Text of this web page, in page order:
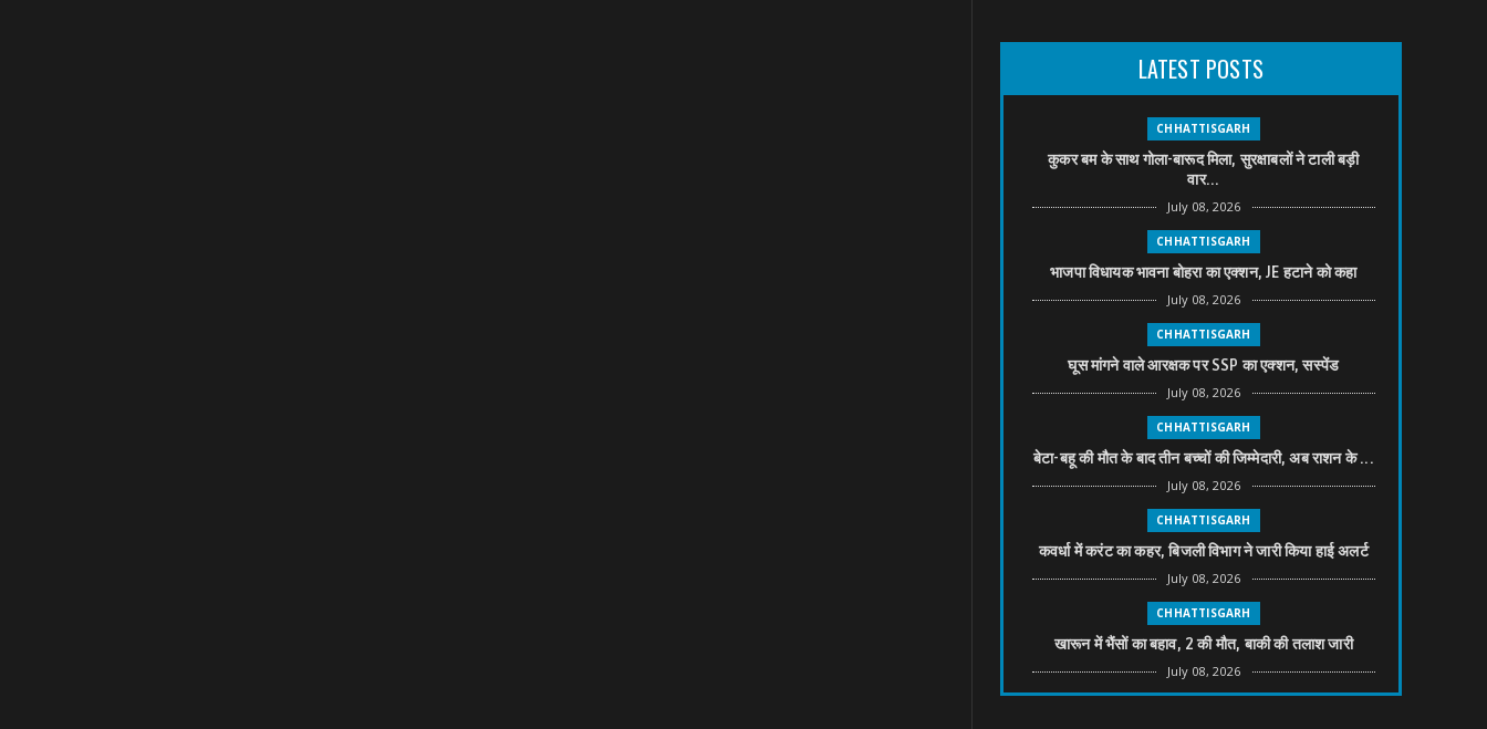
LATEST POSTS
CHHATTISGARH
कुकर बम के साथ गोला-बारूद मिला, सुरक्षाबलों ने टाली बड़ी
वार...
July 08, 2026
CHHATTISGARH
भाजपा विधायक भावना बोहरा का एक्शन, JE हटाने को कहा
July 08, 2026
CHHATTISGARH
घूस मांगने वाले आरक्षक पर SSP का एक्शन, सस्पेंड
July 08, 2026
CHHATTISGARH
बेटा-बहू की मौत के बाद तीन बच्चों की जिम्मेदारी, अब राशन के ...
July 08, 2026
CHHATTISGARH
कवर्धा में करंट का कहर, बिजली विभाग ने जारी किया हाई अलर्ट
July 08, 2026
CHHATTISGARH
खारून में भैंसों का बहाव, 2 की मौत, बाकी की तलाश जारी
July 08, 2026